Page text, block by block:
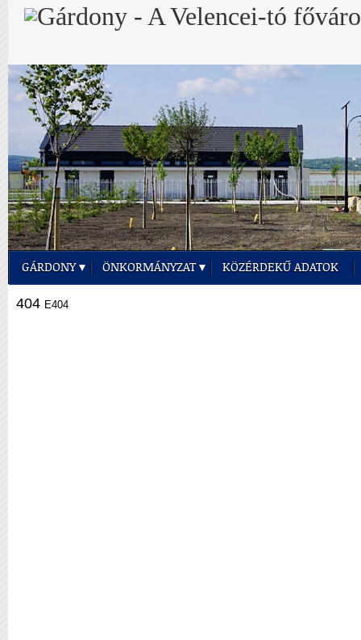
GÁRDONY ÖNKORMÁNYZAT KÖZÉRDEKŰ ADATOK
404 E404